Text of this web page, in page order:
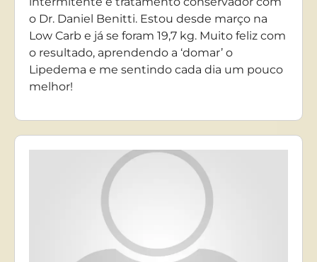
o Dr. Daniel Benitti. Estou desde março na
Low Carb e já se foram 19,7 kg. Muito feliz com
o resultado, aprendendo a ‘domar’ o
Lipedema e me sentindo cada dia um pouco
melhor!